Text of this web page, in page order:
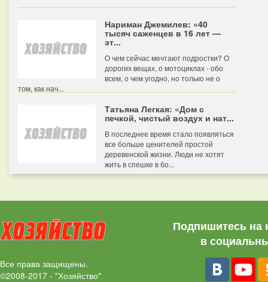
Нариман Джемилев: «40
тысяч саженцев в 16 лет —
эт...
О чем сейчас мечтают подростки? О
дорогих вещах, о мотоциклах - обо
всем, о чем угодно, но только не о
том, как нач...
Татьяна Легкая: «Дом с
печкой, чистый воздух и нат...
В последнее время стало появляться
все больше ценителей простой
деревенской жизни. Люди не хотят
жить в спешке в бо...
Все права защищены.
©2008-2017 - "Хозяйство"
Подпишитесь на
в